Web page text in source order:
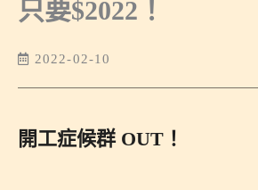
只要$2022！
2022-02-10
開工症候群 OUT！